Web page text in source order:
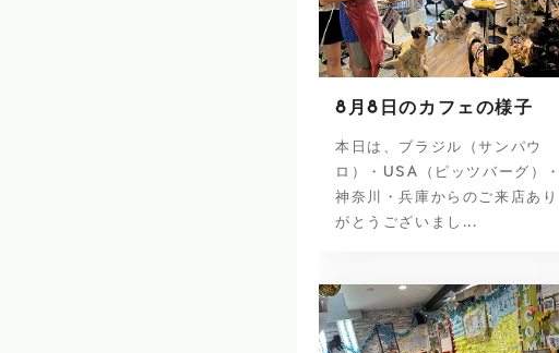
8月8日のカフェの様子
本日は、ブラジル（サンパウ
ロ）・USA（ピッツバーグ）・
神奈川・兵庫からのご来店あり
がとうございまし...